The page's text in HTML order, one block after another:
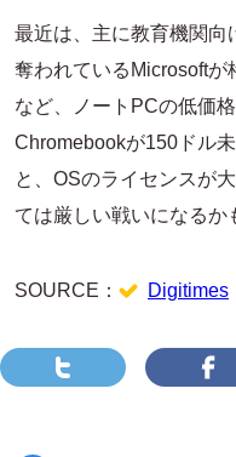
最近は、主に教育機関向
奪われているMicrosoftが
など、ノートPCの低価
Chromebookが150ドル
と、OSのライセンスが
ては厳しい戦いになるか
SOURCE： Digitimes